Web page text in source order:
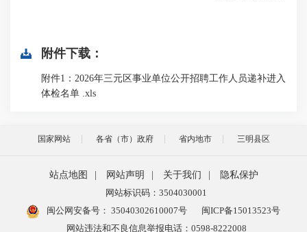
附件下载：
附件1：2026年三元区事业单位公开招聘工作人员递补进入
体检名单 .xls
国家网站 各省（市）政府 省内地市 三明县区
站点地图 网站声明 关于我们
隐私保护
网站标识码：3504030001
闽公网安备号： 35040302610007号
闽ICP备15013523号
网站违法和不良信息举报电话：0598-8222008